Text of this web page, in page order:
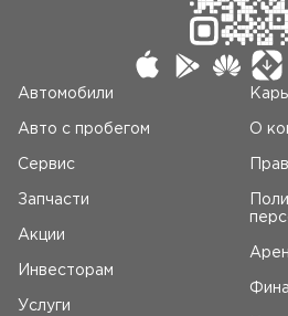
Автомобили
Авто c пробегом
Сервис
Запчасти
Акции
Инвесторам
Услуги
О